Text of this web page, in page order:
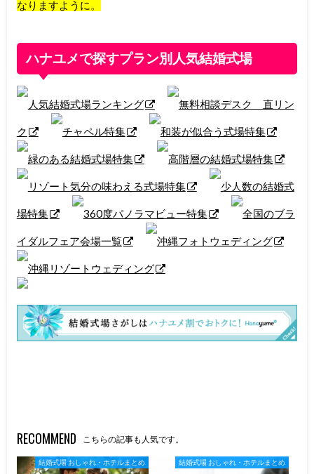
なりますように。
ハナユメで探すプラン別人気結婚式場
人気結婚式場ランキング 無料相談デスク 直リン
ク チャペル特集 和装が似合う式場特集
緑のある結婚式場特集 高階層の結婚式場特集
リゾート気分の味わえる式場特集 少人数の結婚式
場特集 360度パノラマビュー特集 全国のブラ
イダルフェア会場一覧 沖縄フォトウェディング
沖縄リゾートウェディング
RECOMMEND こちらの記事も人気です。
結婚式場 おしゃれ・ホテルまとめ 結婚式場 おしゃれ・ホテルまとめ